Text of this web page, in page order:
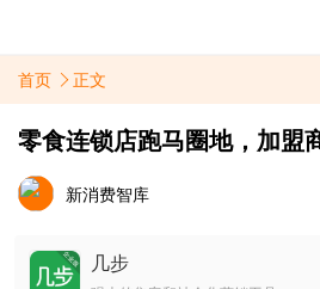
首页 正文
零食连锁店跑马圈地，加盟
新消费智库
几步